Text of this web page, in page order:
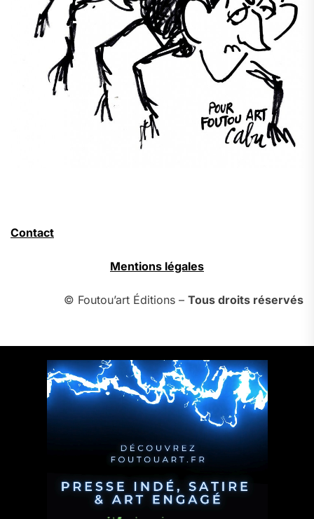
Contact
Mentions légales
© Foutou’art Éditions – Tous droits réservés